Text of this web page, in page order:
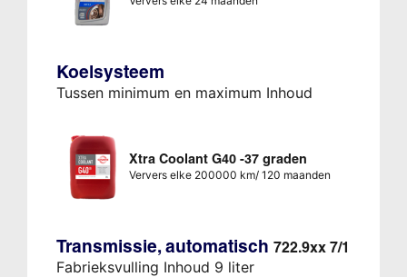
Koelsysteem
Tussen minimum en maximum Inhoud
Xtra Coolant G40 -37 graden
Ververs elke 200000 km/ 120 maanden
Transmissie, automatisch 722.9xx 7/1
Fabrieksvulling Inhoud 9 liter